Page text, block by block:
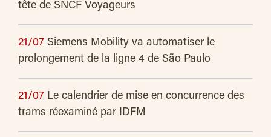
tête de SNCF Voyageurs
21/07 Siemens Mobility va automatiser le
prolongement de la ligne 4 de São Paulo
21/07 Le calendrier de mise en concurrence des
trams réexaminé par IDFM